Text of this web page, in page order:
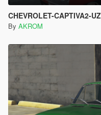
CHEVROLET-CAPTIVA2-UZ
By AKROM